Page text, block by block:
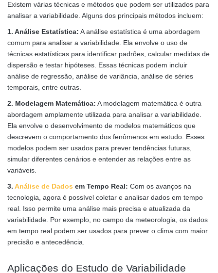
Existem várias técnicas e métodos que podem ser utilizados para
analisar a variabilidade. Alguns dos principais métodos incluem:
1. Análise Estatística: A análise estatística é uma abordagem
comum para analisar a variabilidade. Ela envolve o uso de
técnicas estatísticas para identificar padrões, calcular medidas de
dispersão e testar hipóteses. Essas técnicas podem incluir
análise de regressão, análise de variância, análise de séries
temporais, entre outras.
2. Modelagem Matemática: A modelagem matemática é outra
abordagem amplamente utilizada para analisar a variabilidade.
Ela envolve o desenvolvimento de modelos matemáticos que
descrevem o comportamento dos fenômenos em estudo. Esses
modelos podem ser usados para prever tendências futuras,
simular diferentes cenários e entender as relações entre as
variáveis.
3. Análise de Dados em Tempo Real: Com os avanços na
tecnologia, agora é possível coletar e analisar dados em tempo
real. Isso permite uma análise mais precisa e atualizada da
variabilidade. Por exemplo, no campo da meteorologia, os dados
em tempo real podem ser usados para prever o clima com maior
precisão e antecedência.
Aplicações do Estudo de Variabilidade